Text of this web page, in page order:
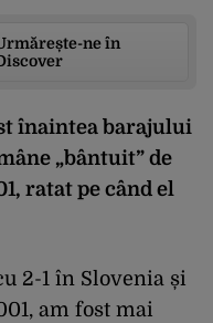
ne în
înaintea barajului
„bântuit” de
ratat pe când el
2-1 în Slovenia și
am fost mai